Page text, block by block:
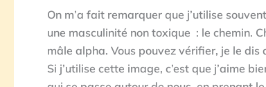
On m’a fait remarquer que j’utilise
une masculinité non toxique : le chemin.
mâle alpha. Vous pouvez vérifier, je le dis
Si j’utilise cette image, c’est que j’aime